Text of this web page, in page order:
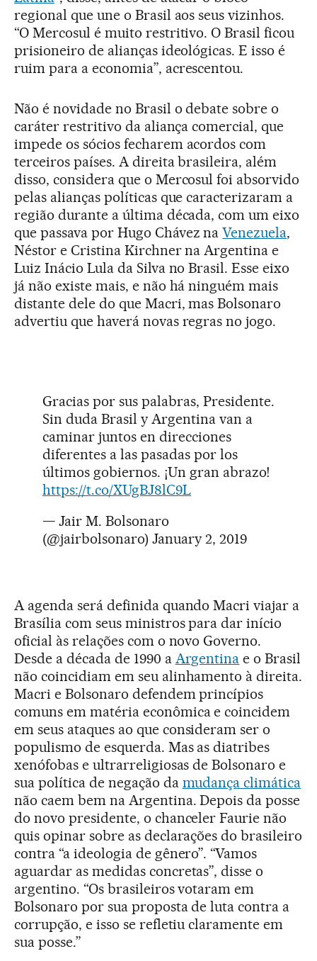
regional que une o Brasil aos seus vizinhos.
“O Mercosul é muito restritivo. O Brasil ficou
prisioneiro de alianças ideológicas. E isso é
ruim para a economia”, acrescentou.
Não é novidade no Brasil o debate sobre o
caráter restritivo da aliança comercial, que
impede os sócios fecharem acordos com
terceiros países. A direita brasileira, além
disso, considera que o Mercosul foi absorvido
pelas alianças políticas que caracterizaram a
região durante a última década, com um eixo
que passava por Hugo Chávez naVenezuela,
Néstor e Cristina Kirchner na Argentina e
Luiz Inácio Lula da Silva no Brasil. Esse eixo
já não existe mais, e não há ninguém mais
distante dele do que Macri, mas Bolsonaro
advertiu que haverá novas regras no jogo.
Gracias por sus palabras, Presidente.
Sin duda Brasil y Argentina van a
caminar juntos en direcciones
diferentes a las pasadas por los
últimos gobiernos. ¡Un gran abrazo!
https://t.co/XUgBJ8lC9L
— Jair M. Bolsonaro
(@jairbolsonaro) January 2, 2019
A agenda será definida quando Macri viajar a
Brasília com seus ministros para dar início
oficial às relações com o novo Governo.
Desde a década de 1990 a Argentina e o Brasil
não coincidiam em seu alinhamento à direita.
Macri e Bolsonaro defendem princípios
comuns em matéria econômica e coincidem
em seus ataques ao que consideram ser o
populismo de esquerda. Mas as diatribes
xenófobas e ultrarreligiosas de Bolsonaro e
sua política de negação da mudança climática
não caem bem na Argentina. Depois da posse
do novo presidente, o chanceler Faurie não
quis opinar sobre as declarações do brasileiro
contra “a ideologia de gênero”. “Vamos
aguardar as medidas concretas”, disse o
argentino. “Os brasileiros votaram em
Bolsonaro por sua proposta de luta contra a
corrupção, e isso se refletiu claramente em
sua posse.”